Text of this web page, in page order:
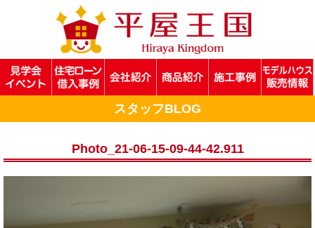
スタッフBLOG
Photo_21-06-15-09-44-42.911